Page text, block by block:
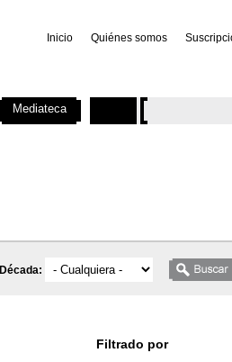
Inicio Quiénes somos
Década:
Filtrado por
Mediateca